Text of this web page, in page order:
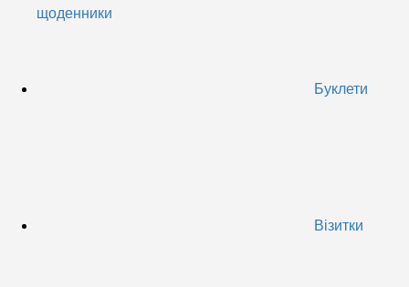
щоденники
Буклети
Візитки